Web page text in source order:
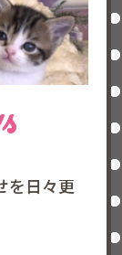
を日々更